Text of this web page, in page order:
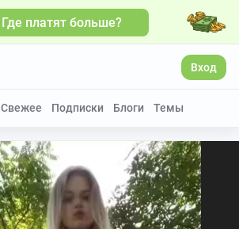
Где платят больше?
Вход
Свежее Подписки Блоги Темы